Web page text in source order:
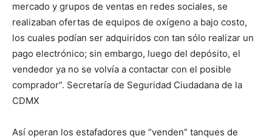
mercado y grupos de ventas en redes sociales, se
realizaban ofertas de equipos de oxígeno a bajo costo,
los cuales podían ser adquiridos con tan sólo realizar un
pago electrónico; sin embargo, luego del depósito, el
vendedor ya no se volvía a contactar con el posible
comprador”. Secretaría de Seguridad Ciudadana de la
CDMX
Así operan los estafadores que “venden” tanques de